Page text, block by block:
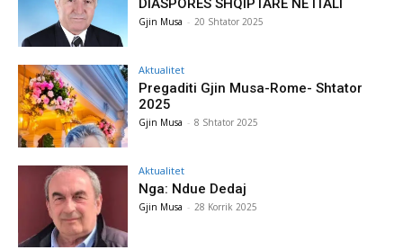
DIASPORËS SHQIPTARE NË ITALI
Gjin Musa - 20 Shtator 2025
Aktualitet
Pregaditi Gjin Musa-Rome- Shtator
2025
Gjin Musa - 8 Shtator 2025
Aktualitet
Nga: Ndue Dedaj
Gjin Musa - 28 Korrik 2025